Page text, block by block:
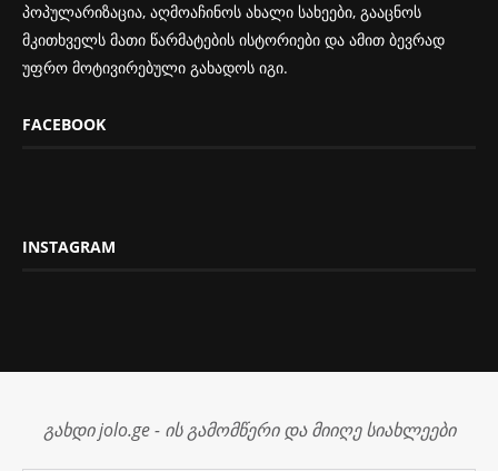
პოპულარიზაცია, აღმოაჩინოს ახალი სახეები, გააცნოს
მკითხველს მათი წარმატების ისტორიები და ამით ბევრად
უფრო მოტივირებული გახადოს იგი.
FACEBOOK
INSTAGRAM
გახდი jolo.ge - ის გამომწერი და მიიღე სიახლეები